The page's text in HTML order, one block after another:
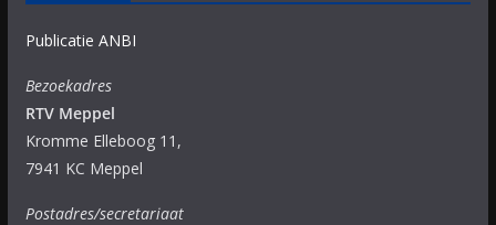
Publicatie ANBI
Bezoekadres
RTV Meppel
Kromme Elleboog 11,
7941 KC Meppel
Postadres/secretariaat